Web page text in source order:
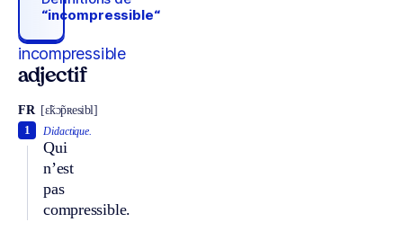
“incompressible“
incompressible
adjectif
FR [ɛ̃kɔ̃pʀesibl]
Didactique.
Qui
n’est
pas
compressible.
1